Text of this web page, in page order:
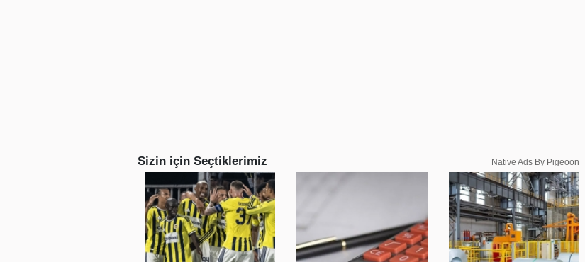
Sizin için Seçtiklerimiz Native Ads By Pigeoon